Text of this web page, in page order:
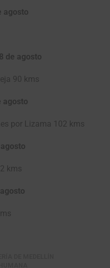
agosto
de agosto
90 kms
agosto
por Lizama 102 kms
kms